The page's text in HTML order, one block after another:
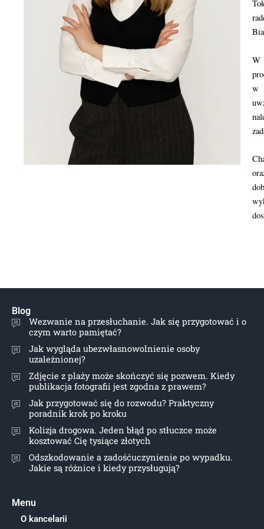
W
w
Blog
Wezwanie na przesłuchanie. Jak się przygotować i o
czym warto pamiętać?
Jak wygląda ubezwłasnowolnienie osoby
uzależnionej?
Zdjęcie z plaży może skończyć się pozwem. Kiedy
publikacja fotografii jest zgodna z prawem?
Jak przygotować się do rozwodu? Praktyczny
poradnik krok po kroku
Kolizja drogowa. Jeden błąd po stłuczce może
kosztować Cię tysiące złotych
Odszkodowanie a zadośćuczynienie po wypadku.
Jakie są różnice i kiedy przysługują?
Menu
O kancelarii